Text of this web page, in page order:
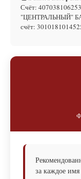
Счёт:
"ЦЕНТРАЛЬНЫЙ"
счёт:
за каждое имя